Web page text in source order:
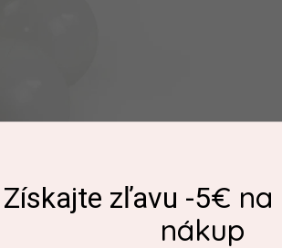
Získajte zľavu -5€ na
nákup